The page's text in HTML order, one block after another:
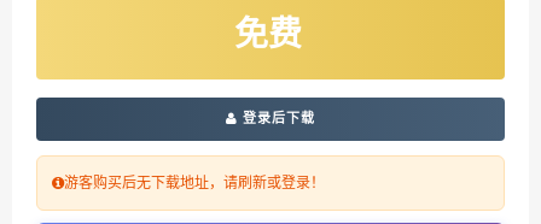
免费
登录后下载
游客购买后无下载地址，请刷新或登录！